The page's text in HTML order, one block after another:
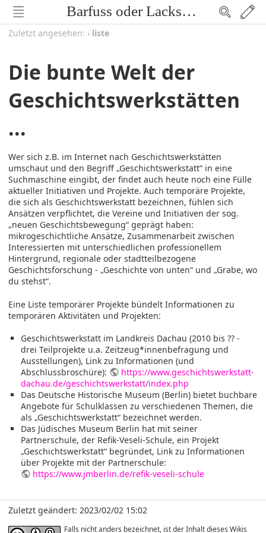
Barfuss oder Lackschuh
Zuletzt angesehen: › liste
Die bunte Welt der
Geschichtswerkstätten
...
Wer sich z.B. im Internet nach Geschichtswerkstätten
umschaut und den Begriff „Geschichtswerkstatt“ in eine
Suchmaschine eingibt, der findet auch heute noch eine Fülle
aktueller Initiativen und Projekte. Auch temporäre Projekte,
die sich als Geschichtswerkstatt bezeichnen, fühlen sich
Ansätzen verpflichtet, die Vereine und Initiativen der sog.
„neuen Geschichtsbewegung“ geprägt haben:
mikrogeschichtliche Ansätze, Zusammenarbeit zwischen
Interessierten mit unterschiedlichen professionellem
Hintergrund, regionale oder stadtteilbezogene
Geschichtsforschung - „Geschichte von unten“ und „Grabe, wo
du stehst“.
Eine Liste temporärer Projekte bündelt Informationen zu
temporären Aktivitäten und Projekten:
Geschichtswerkstatt im Landkreis Dachau (2010 bis ?? -
drei Teilprojekte u.a. Zeitzeug*innenbefragung und
Ausstellungen), Link zu Informationen (und
Abschlussbroschüre):
https://www.geschichtswerkstatt-
dachau.de/geschichtswerkstatt/index.php
Das Deutsche Historische Museum (Berlin) bietet buchbare
Angebote für Schulklassen zu verschiedenen Themen, die
als „Geschichtswerkstatt“ bezeichnet werden.
Das Jüdisches Museum Berlin hat mit seiner
Partnerschule, der Refik-Veseli-Schule, ein Projekt
„Geschichtswerkstatt“ begründet, Link zu Informationen
über Projekte mit der Partnerschule:
https://www.jmberlin.de/refik-veseli-schule
Zuletzt geändert: 2023/02/02 15:02
Falls nicht anders bezeichnet, ist der Inhalt dieses Wikis